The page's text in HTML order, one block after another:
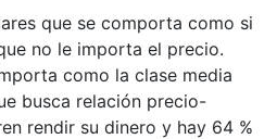
que se comporta como si
no le importa el precio.
como la clase media
busca relación precio-
rendir su dinero y hay 64 %